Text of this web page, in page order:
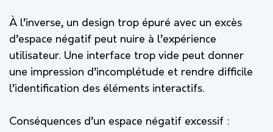
À l’inverse, un design trop épuré avec un excès
d’espace négatif peut nuire à l’expérience
utilisateur. Une interface trop vide peut donner
une impression d’incomplétude et rendre difficile
l’identification des éléments interactifs.
Conséquences d’un espace négatif excessif :